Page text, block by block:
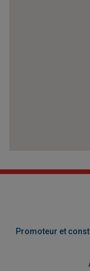
Promoteur et